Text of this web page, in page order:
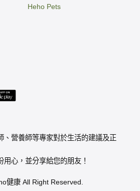
、營養師等專家對於生活的建議及正
心，並分享給您的朋友！
健康 All Right Reserved.
Heho Pets